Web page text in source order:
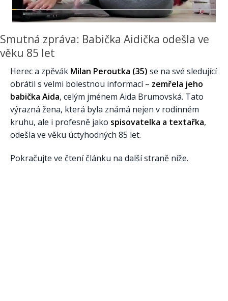
Smutná zpráva: Babička Aidička odešla ve
věku 85 let
Herec a zpěvák Milan Peroutka (35) se na své sledující
obrátil s velmi bolestnou informací – zemřela jeho
babička Aida, celým jménem Aida Brumovská. Tato
výrazná žena, která byla známá nejen v rodinném
kruhu, ale i profesně jako spisovatelka a textařka,
odešla ve věku úctyhodných 85 let.
Pokračujte ve čtení článku na další straně níže.